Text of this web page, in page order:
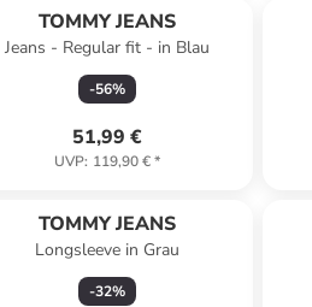
TOMMY JEANS
Jeans - Regular fit - in Blau
-56%
51,99 €
UVP: 119,90 €*
TOMMY JEANS
Longsleeve in Grau
-32%